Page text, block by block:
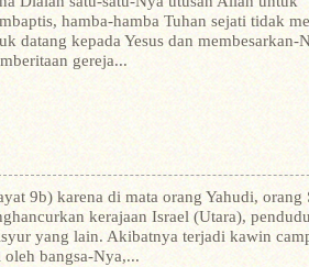
hamba-hamba Tuhan sejati tidak
datang kepada Yesus dan membesarkan-
gereja...
9b) karena di mata orang Yahudi, orang
kerajaan Israel (Utara),
yang lain. Akibatnya terjadi kawin
bangsa-Nya,...